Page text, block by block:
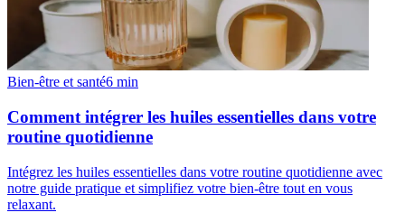
Bien-être et santé6 min
Comment intégrer les huiles essentielles dans votre
routine quotidienne
Intégrez les huiles essentielles dans votre routine quotidienne avec
notre guide pratique et simplifiez votre bien-être tout en vous
relaxant.